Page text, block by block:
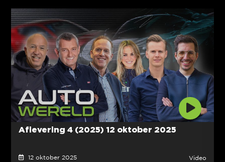
Aflevering 4 (2025) 12 oktober 2025
12 oktober 2025 Video